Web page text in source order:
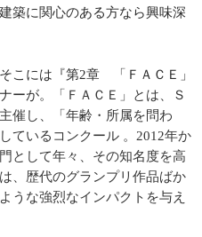
築に関心のある方なら興味深
こには『第2章 「ＦＡＣＥ」
ーが。
「ＦＡＣＥ」とは、Ｓ
催し、「年齢・所属を問わ
ているコンクール 。 2012年か
として年々、その知名度を高
、歴代のグランプリ作品ばか
うな強烈なインパクトを与え